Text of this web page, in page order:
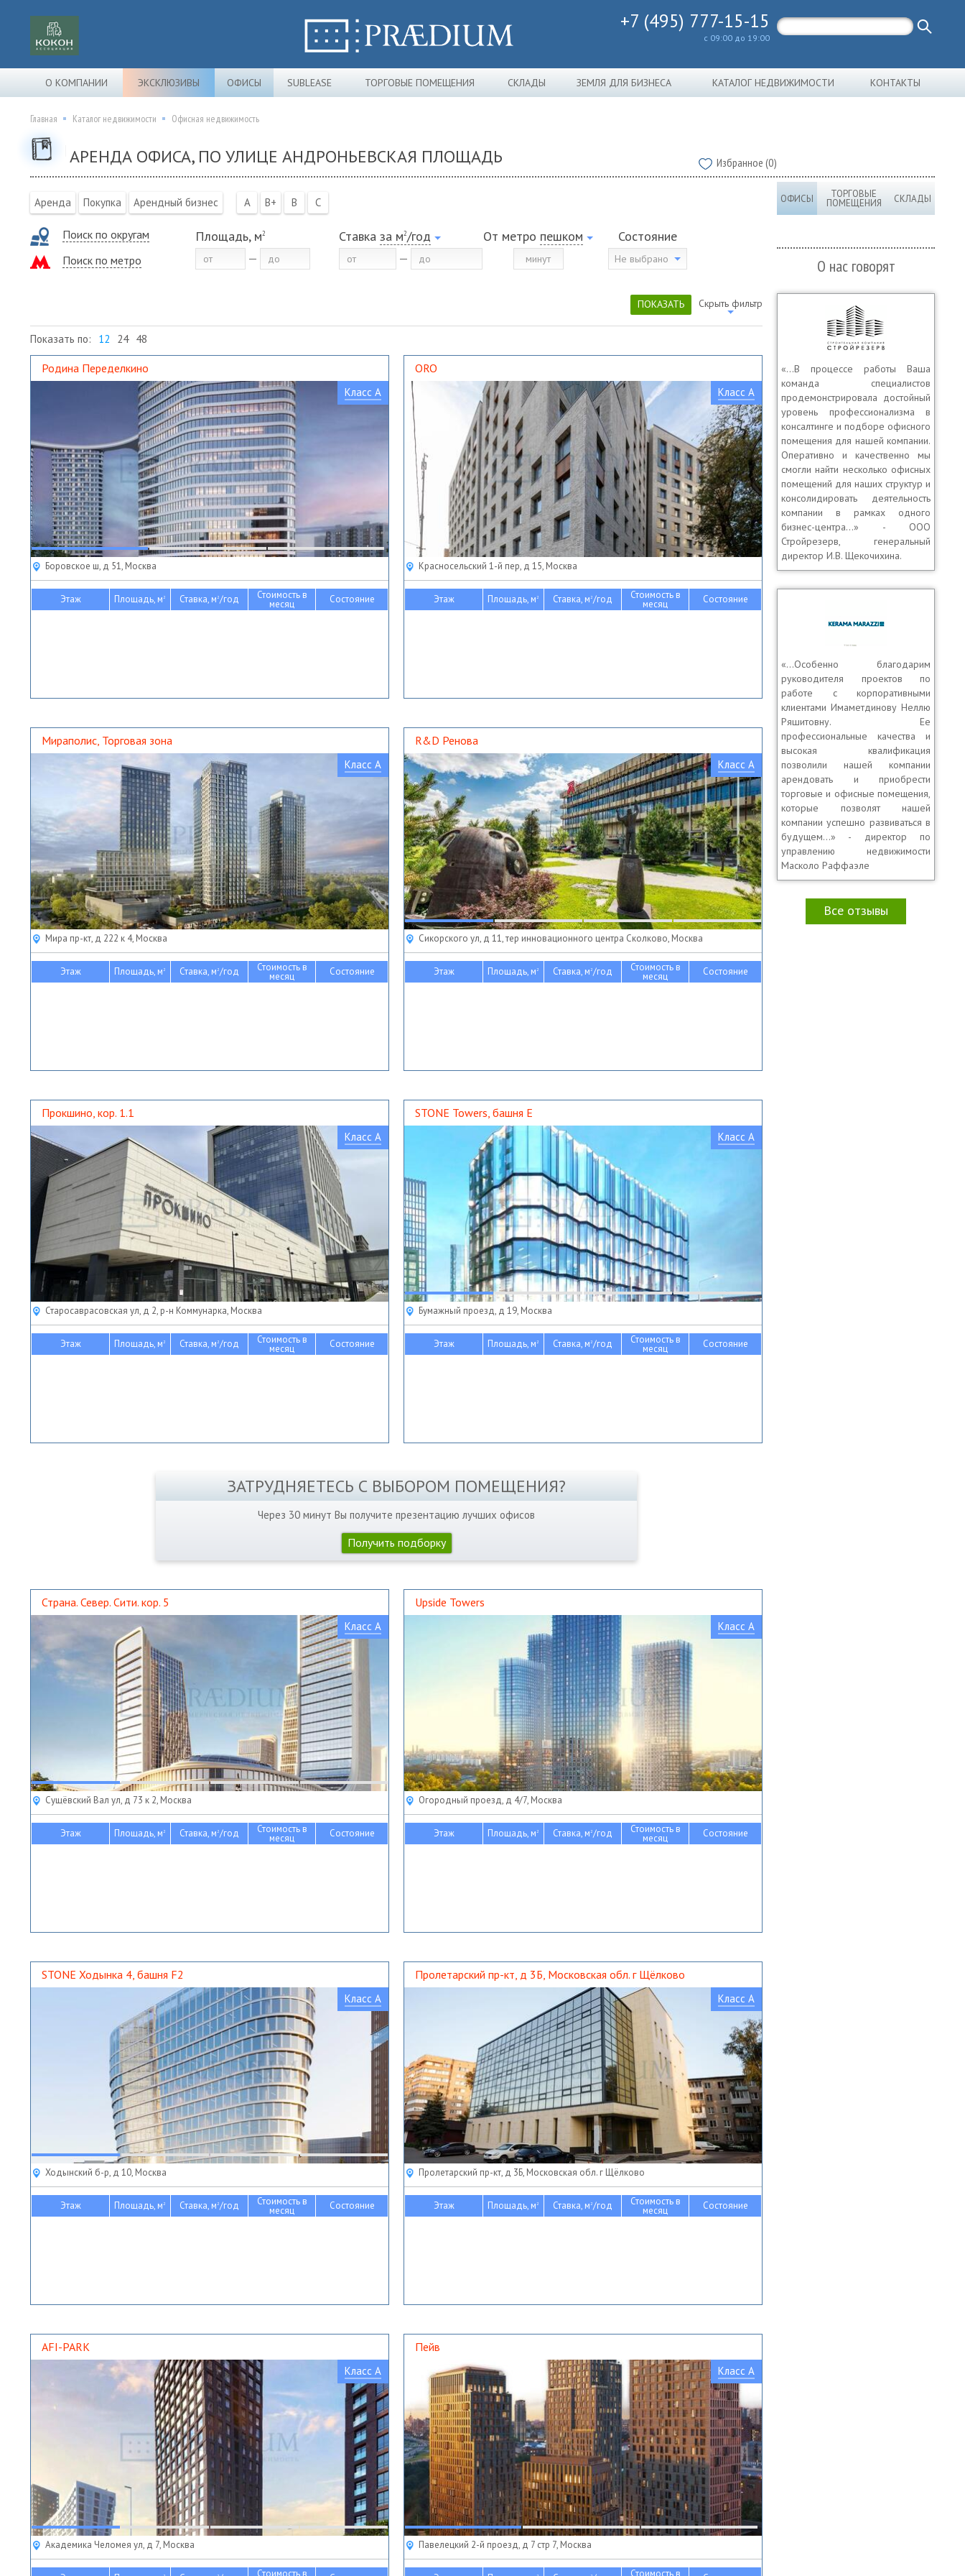
+7 (495) 777-15-15
с 09:00 до 19:00
О КОМПАНИИ ЭКСКЛЮЗИВЫ ОФИСЫ SUBLEASE ТОРГОВЫЕ ПОМЕЩЕНИЯ СКЛАДЫ ЗЕМЛЯ ДЛЯ БИЗНЕСА КАТАЛОГ НЕДВИЖИМОСТИ КОНТАКТЫ
Главная Каталог недвижимости Офисная недвижимость
АРЕНДА ОФИСА, ПО УЛИЦЕ АНДРОНЬЕВСКАЯ ПЛОЩАДЬ Избранное (0)
Аренда Покупка Арендный бизнес A B+ B C
Поиск по округам
Поиск по метро
Площадь, м2 Ставка за м2/год От метро пешком Состояние
Не выбрано
ПОКАЗАТЬ Скрыть фильтр
Показать по: 12 24 48
Родина Переделкино
Класс A
Боровское ш, д 51, Москва
Этаж Площадь, м2 Ставка, м2/год Стоимость в
месяц Состояние
ORO
Класс A
Красносельский 1-й пер, д 15, Москва
Этаж Площадь, м2 Ставка, м2/год Стоимость в
месяц Состояние
Мираполис, Торговая зона
Класс A
Мира пр-кт, д 222 к 4, Москва
Этаж Площадь, м2 Ставка, м2/год Стоимость в
месяц Состояние
R&D Ренова
Класс A
Сикорского ул, д 11, тер инновационного центра Сколково, Москва
Этаж Площадь, м2 Ставка, м2/год Стоимость в
месяц Состояние
Прокшино, кор. 1.1
Класс A
Старосаврасовская ул, д 2, р-н Коммунарка, Москва
Этаж Площадь, м2 Ставка, м2/год Стоимость в
месяц Состояние
STONE Towers, башня Е
Класс A
Бумажный проезд, д 19, Москва
Этаж Площадь, м2 Ставка, м2/год Стоимость в
месяц Состояние
ЗАТРУДНЯЕТЕСЬ С ВЫБОРОМ ПОМЕЩЕНИЯ?
Через 30 минут Вы получите презентацию лучших офисов
Получить подборку
Страна. Север. Сити. кор. 5
Класс A
Сущёвский Вал ул, д 73 к 2, Москва
Этаж Площадь, м2 Ставка, м2/год Стоимость в
месяц Состояние
Upside Towers
Класс A
Огородный проезд, д 4/7, Москва
Этаж Площадь, м2 Ставка, м2/год Стоимость в
месяц Состояние
STONE Ходынка 4, башня F2
Класс A
Ходынский б-р, д 10, Москва
Этаж Площадь, м2 Ставка, м2/год Стоимость в
месяц Состояние
Пролетарский пр-кт, д 3Б, Московская обл. г Щёлково
Класс A
Пролетарский пр-кт, д 3Б, Московская обл. г Щёлково
Этаж Площадь, м2 Ставка, м2/год Стоимость в
месяц Состояние
AFI-PARK
Класс A
Академика Челомея ул, д 7, Москва
Стоимость в
Пейв
Класс A
Павелецкий 2-й проезд, д 7 стр 7, Москва
Стоимость в
ОФИСЫ ТОРГОВЫЕ
ПОМЕЩЕНИЯ СКЛАДЫ
О нас говорят
«…В процессе работы Ваша
команда специалистов
продемонстрировала достойный
уровень профессионализма в
консалтинге и подборе офисного
помещения для нашей компании.
Оперативно и качественно мы
смогли найти несколько офисных
помещений для наших структур и
консолидировать деятельность
компании в рамках одного
бизнес-центра…» - ООО
Стройрезерв, генеральный
директор И.В. Щекочихина.
«…Особенно благодарим
руководителя проектов по
работе с корпоративными
клиентами Имаметдинову Неллю
Ряшитовну. Ее
профессиональные качества и
высокая квалификация
позволили нашей компании
арендовать и приобрести
торговые и офисные помещения,
которые позволят нашей
компании успешно развиваться в
будущем...» - директор по
управлению недвижимости
Масколо Раффаэле
Все отзывы